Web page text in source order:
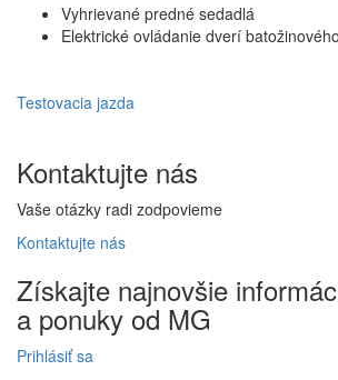
Vyhrievané predné sedadlá
Elektrické ovládanie dverí
Testovacia jazda
Kontaktujte nás
Vaše otázky radi zodpovieme
Kontaktujte nás
Získajte najnovšie
a ponuky od MG
Prihlásiť sa